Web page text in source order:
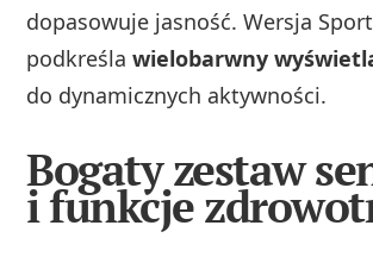
dopasowuje jasność. Wersja
podkreślawielobarwny
do dynamicznych aktywności.
Bogaty zestaw
i funkcje